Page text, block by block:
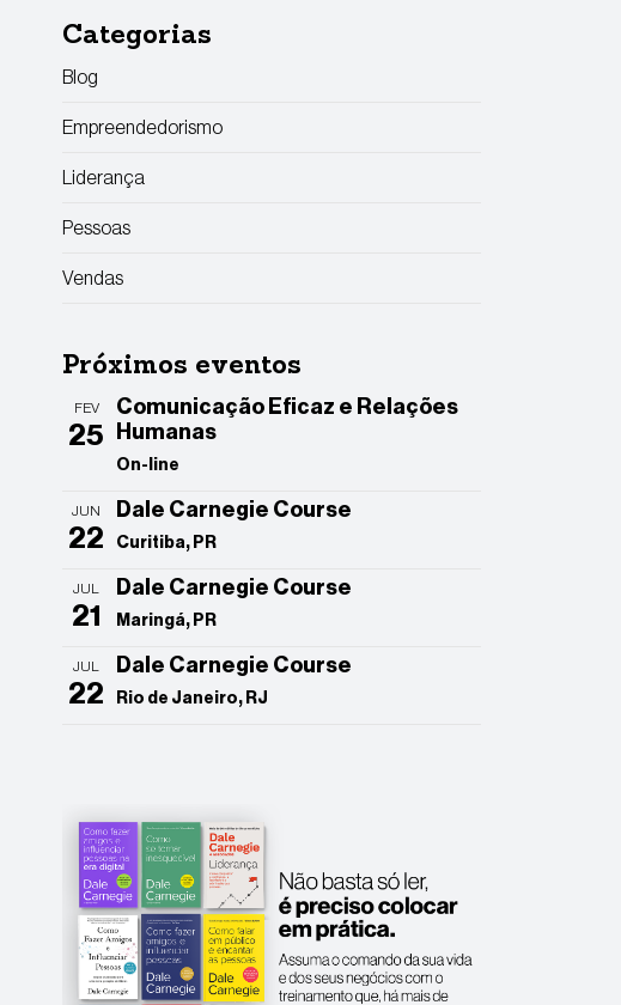
Categorias
Blog
Empreendedorismo
Liderança
Pessoas
Vendas
Próximos eventos
FEV
25
Comunicação Eficaz e Relações
Humanas
On-line
JUN
22
Dale Carnegie Course
Curitiba, PR
JUL
21
Dale Carnegie Course
Maringá, PR
JUL
22
Dale Carnegie Course
Rio de Janeiro, RJ